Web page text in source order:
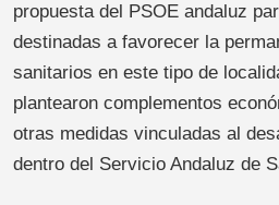
propuesta del PSOE andaluz
destinadas a favorecer la
sanitarios en este tipo de
plantearon complementos
otras medidas vinculadas al
dentro del Servicio Andaluz de